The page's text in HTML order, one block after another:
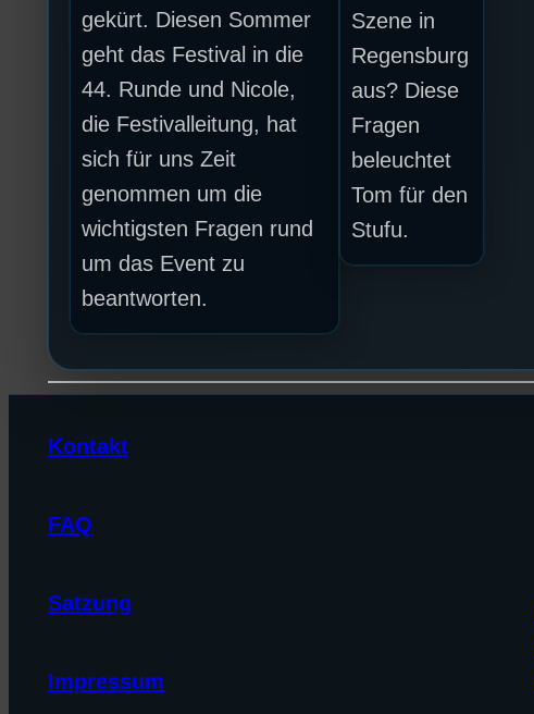
gekürt. Diesen Sommer
geht das Festival in die
44. Runde und Nicole,
die Festivalleitung, hat
sich für uns Zeit
genommen um die
wichtigsten Fragen rund
um das Event zu
beantworten.
Szene in
Regensburg
aus? Diese
Fragen
beleuchtet
Tom für den
Stufu.
Kontakt
FAQ
Satzung
Impressum